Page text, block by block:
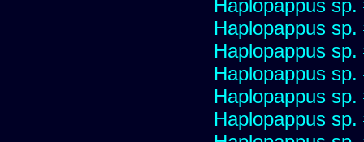
Haplopappus sp.
Haplopappus sp.
Haplopappus sp.
Haplopappus sp.
Haplopappus sp.
Haplopappus sp.